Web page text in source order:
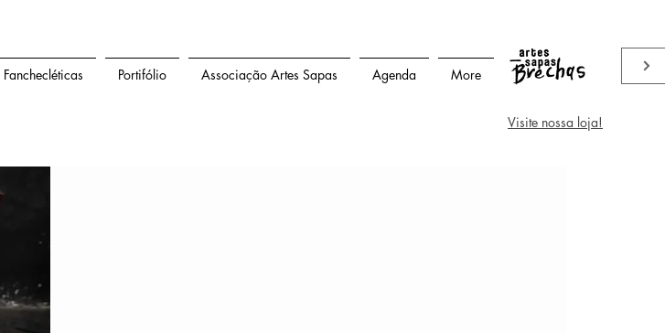
Portifólio Associação Artes Sapas Agenda More
Visite nossa loja!